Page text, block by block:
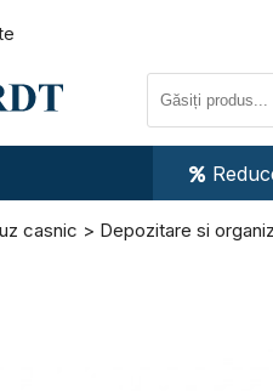
casnic Depozitare si